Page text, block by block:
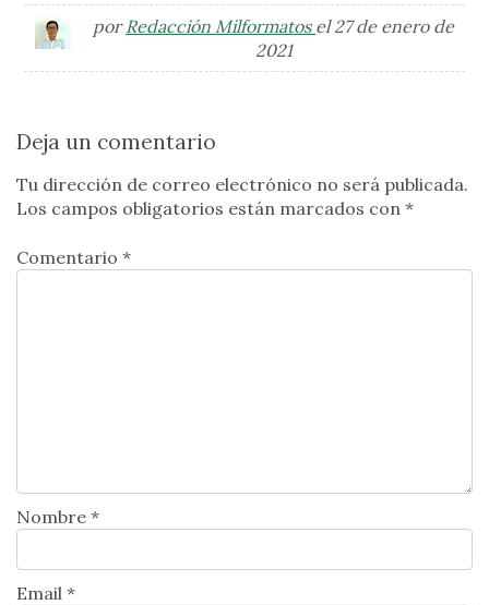
porRedacción Milformatos el 27 de enero de
2021
Deja un comentario
Tu dirección de correo electrónico no será publicada.
Los campos obligatorios están marcados con *
Comentario *
Nombre *
Email *